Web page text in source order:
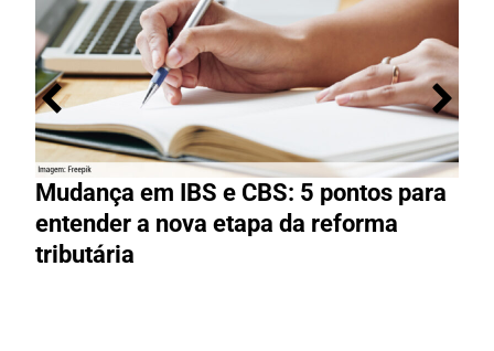
Mudança em IBS e CBS: 5 pontos para
entender a nova etapa da reforma
tributária